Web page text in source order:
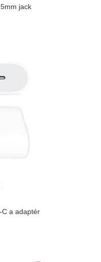
jack
C a adaptér